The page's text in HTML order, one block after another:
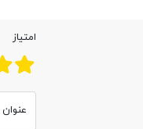
امتیاز
عنوان